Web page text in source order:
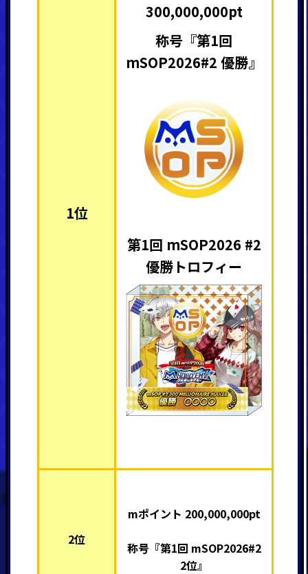
1位
300,000,000pt
称号『第1回
mSOP2026#2 優勝』
第1回 mSOP2026 #2
優勝トロフィー
2位
mポイント 200,000,000pt
称号『第1回 mSOP2026#2
2位』